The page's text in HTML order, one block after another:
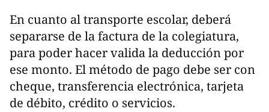
En cuanto al transporte escolar, deberá
separarse de la factura de la colegiatura,
para poder hacer valida la deducción por
ese monto. El método de pago debe ser con
cheque, transferencia electrónica, tarjeta
de débito, crédito o servicios.